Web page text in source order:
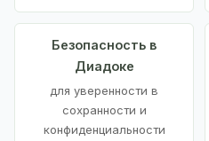
Безопасность в
Диадоке
для уверенности в
сохранности и
конфиденциальности